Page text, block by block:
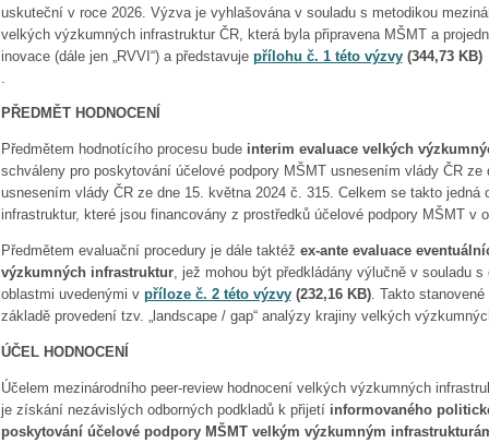
uskuteční v roce 2026. Výzva je vyhlašována v souladu s metodikou
velkých výzkumných infrastruktur ČR, která byla připravena MŠMT a
inovace (dále jen „RVVI“) a představuje přílohu č. 1 této výzvy(344,73 KB)
PŘEDMĚT HODNOCENÍ
Předmětem hodnotícího procesu bude interim evaluace velkých
schváleny pro poskytování účelové podpory MŠMT usnesením vlády ČR ze
usnesením vlády ČR ze dne 15. května 2024 č. 315. Celkem se takto jedná
infrastruktur, které jsou financovány z prostředků účelové podpory MŠMT v
Předmětem evaluační procedury je dále taktéž ex-ante evaluace
výzkumných infrastruktur, jež mohou být předkládány výlučně v souladu
oblastmi uvedenými v příloze č. 2 této výzvy(232,16 KB). Takto
základě provedení tzv. „landscape / gap“ analýzy krajiny velkých
ÚČEL HODNOCENÍ
Účelem mezinárodního peer-review hodnocení velkých výzkumných
je získání nezávislých odborných podkladů k přijetí informovaného
poskytování účelové podpory MŠMT velkým výzkumným